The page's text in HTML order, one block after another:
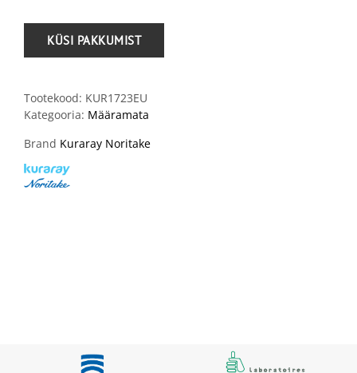
Tootekood: KUR1723EU
Kategooria: Määramata
Brand Kuraray Noritake